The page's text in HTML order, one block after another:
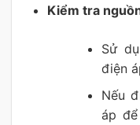
Kiểm tra
Sử
điện
Nếu
áp